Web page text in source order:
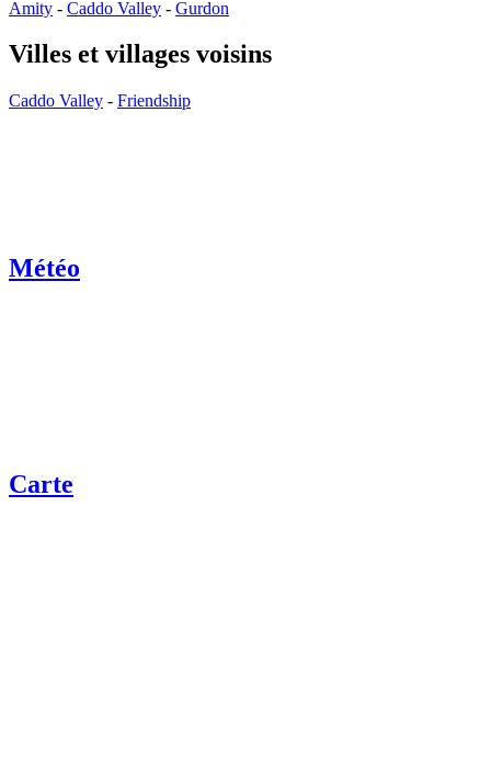
Amity - Caddo Valley - Gurdon
Villes et villages voisins
Caddo Valley - Friendship
Météo
Carte